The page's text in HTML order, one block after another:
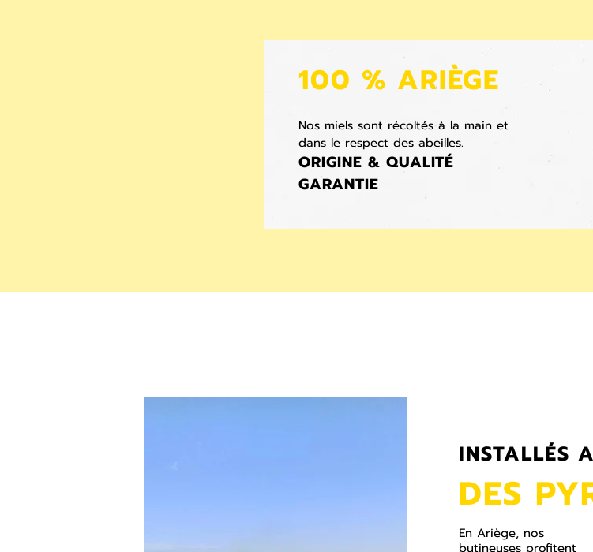
100 % ARIÈGE
Nos miels sont récoltés à la main et
dans le respect des abeilles.
ORIGINE & QUALITÉ
GARANTIE
INSTALLÉS
DES
En Ariège, nos
butineuses profitent